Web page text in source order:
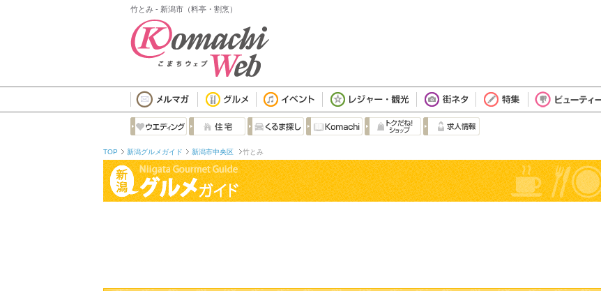
竹とみ - 新潟市（料亭・割烹）
TOP 新潟グルメガイド 新潟市中央区 竹とみ